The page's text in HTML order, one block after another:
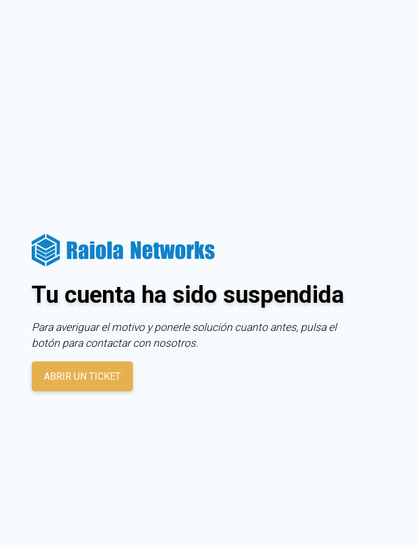
Tu cuenta ha sido suspendida
Para averiguar el motivo y ponerle solución cuanto antes, pulsa el
botón para contactar con nosotros.
ABRIR UN TICKET